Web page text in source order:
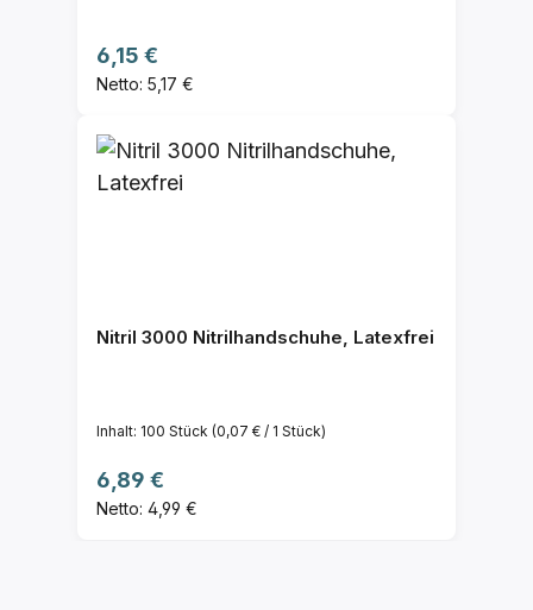
Regulärer Preis:
6,15 €
Netto: 5,17 €
Nitril 3000 Nitrilhandschuhe, Latexfrei
Inhalt: 100 Stück (0,07 € / 1 Stück)
Regulärer Preis:
6,89 €
Netto: 4,99 €